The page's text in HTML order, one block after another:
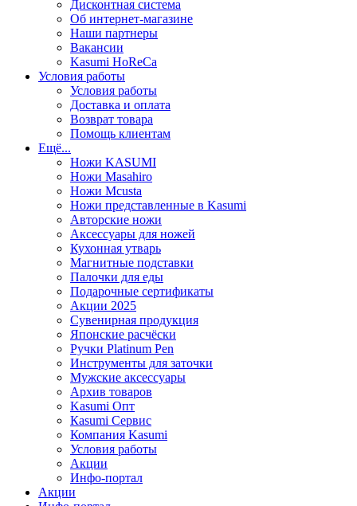
Дисконтная система
Об интернет-магазине
Наши партнеры
Вакансии
Kasumi HoReCa
Условия работы
Условия работы
Доставка и оплата
Возврат товара
Помощь клиентам
Ещё...
Ножи KASUMI
Ножи Masahiro
Ножи Mcusta
Ножи представленные в Kasumi
Авторские ножи
Аксессуары для ножей
Кухонная утварь
Магнитные подставки
Палочки для еды
Подарочные сертификаты
Акции 2025
Сувенирная продукция
Японские расчёски
Ручки Platinum Pen
Инструменты для заточки
Мужские аксессуары
Архив товаров
Kasumi Опт
Кasumi Сервис
Компания Kasumi
Условия работы
Акции
Инфо-портал
Акции